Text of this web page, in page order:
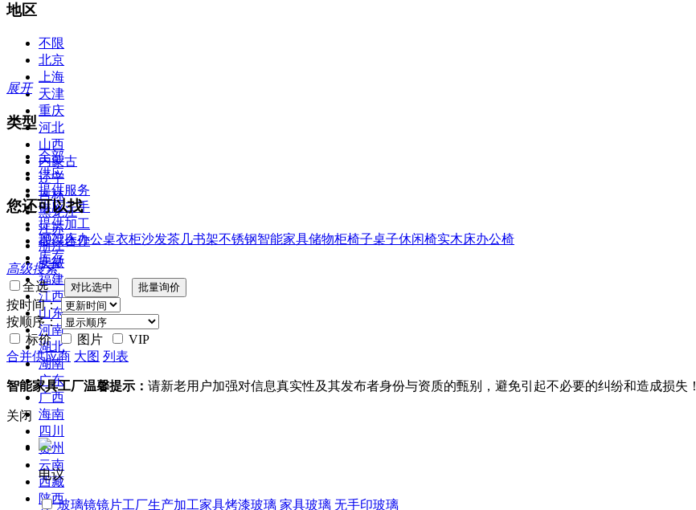
地区
不限
北京
上海
天津
重庆
河北
山西
内蒙古
辽宁
吉林
黑龙江
江苏
浙江
安徽
福建
江西
山东
河南
湖北
湖南
广东
广西
海南
四川
贵州
云南
西藏
陕西
展开
类型
全部
供应
提供服务
供应二手
提供加工
提供合作
库存
您还可以找
2022床办公桌衣柜沙发茶几书架不锈钢智能家具储物柜椅子桌子休闲椅实木床办公椅
高级搜索
全选
按时间：
按顺序：
标价
图片
VIP
合并供应商 大图 列表
智能家具工厂温馨提示： 请新老用户加强对信息真实性及其发布者身份与资质的甄别，避免引起不必要的纠纷和造成损失！
关闭
电议
玻璃镜镜片工厂生产加工家具烤漆玻璃 家具玻璃 无手印玻璃